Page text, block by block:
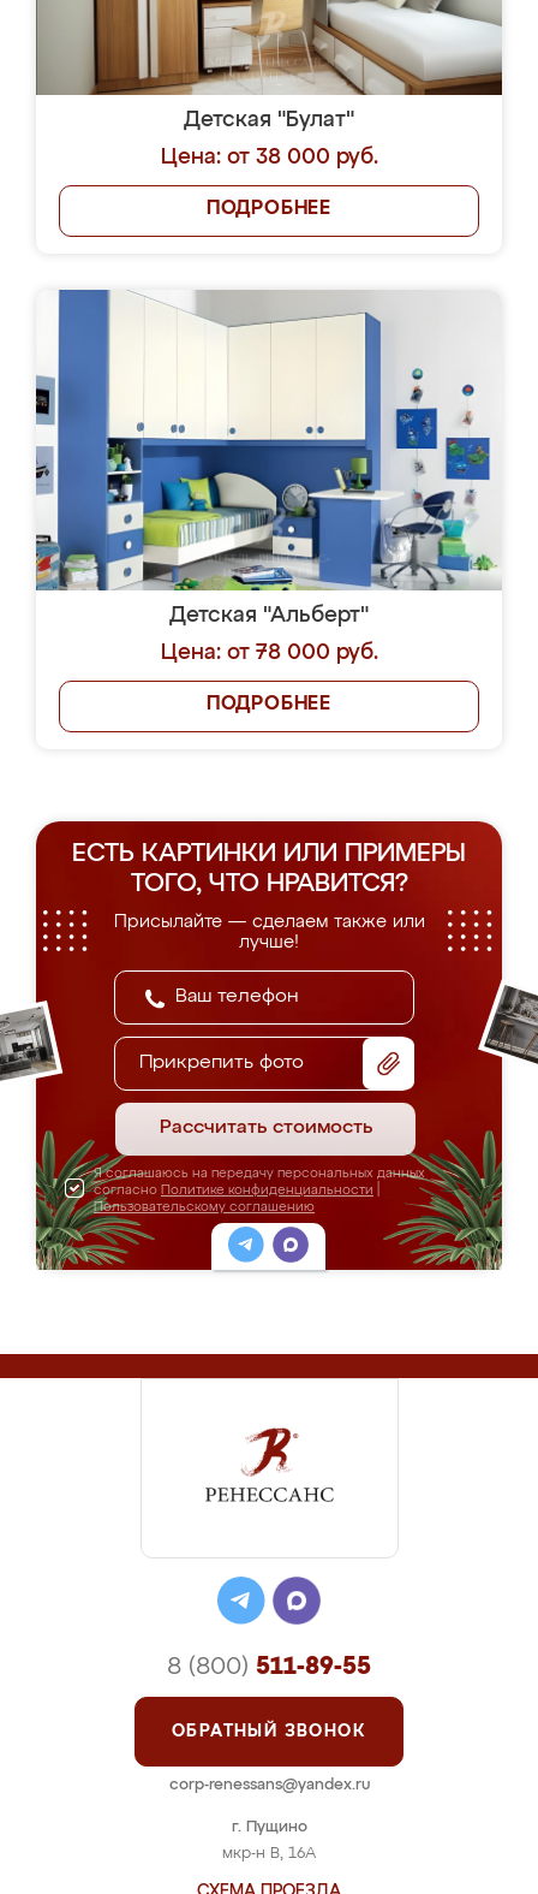
Детская "Булат"
Цена: от 38 000 руб.
ПОДРОБНЕЕ
Детская "Альберт"
Цена: от 78 000 руб.
ПОДРОБНЕЕ
ЕСТЬ КАРТИНКИ ИЛИ ПРИМЕРЫ
ТОГО, ЧТО НРАВИТСЯ?
Присылайте — сделаем также или
лучше!
Прикрепить фото
Рассчитать стоимость
Я соглашаюсь на передачу персональных данных
согласно Политике конфиденциальности
Пользовательскому соглашению
г. Пущино
мкр-н В, 16А
8 (800) 511-89-55
ОБРАТНЫЙ ЗВОНОК
corp-renessans@yandex.ru